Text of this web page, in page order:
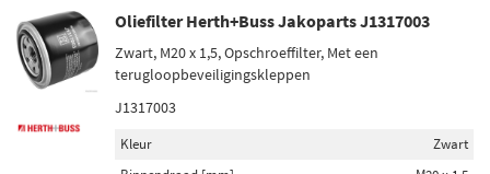
19470Resultaten
×
Categorieën
Remslang (1055)
Remzadel/remklauw (944)
Draagarm (867)
Oliefilter Herth+Buss Jakoparts J1317003
Zwart, M20 x 1,5, Opschroeffilter, Met een
terugloopbeveiligingskleppen
J1317003
Kleur
Zwart